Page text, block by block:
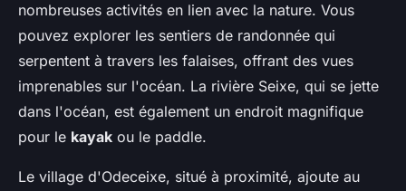
nombreuses activités en lien avec la nature. Vous
pouvez explorer les sentiers de randonnée qui
serpentent à travers les falaises, offrant des vues
imprenables sur l'océan. La rivière Seixe, qui se jette
dans l'océan, est également un endroit magnifique
pour le kayak ou le paddle.
Le village d'Odeceixe, situé à proximité, ajoute au